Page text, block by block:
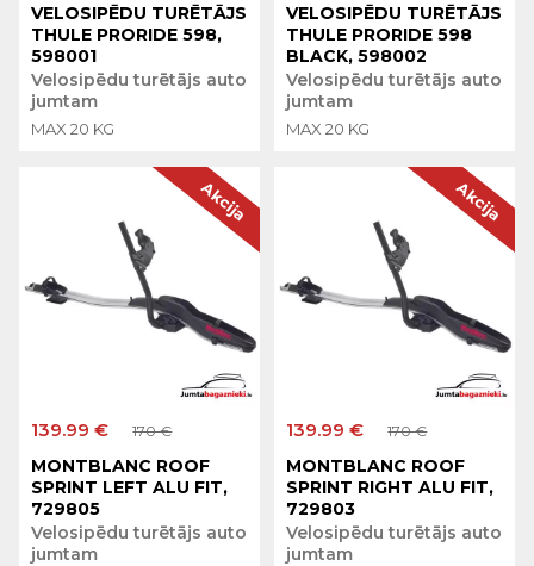
VELOSIPĒDU TURĒTĀJS
THULE PRORIDE 598,
598001
Velosipēdu turētājs auto
jumtam
MAX 20 KG
VELOSIPĒDU TURĒTĀJS
THULE PRORIDE 598
BLACK, 598002
Velosipēdu turētājs auto
jumtam
MAX 20 KG
139.99 € 170 €
MONTBLANC ROOF
SPRINT LEFT ALU FIT,
729805
Velosipēdu turētājs auto
jumtam
Akcija
139.99 € 170 €
MONTBLANC ROOF
SPRINT RIGHT ALU FIT,
729803
Velosipēdu turētājs auto
jumtam
Akcija